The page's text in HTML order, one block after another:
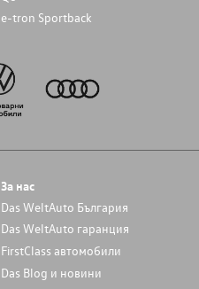
e-tron Sportback
За нас
Das WeltAuto България
Das WeltAuto гаранция
FirstClass автомобили
Das Blog и новини